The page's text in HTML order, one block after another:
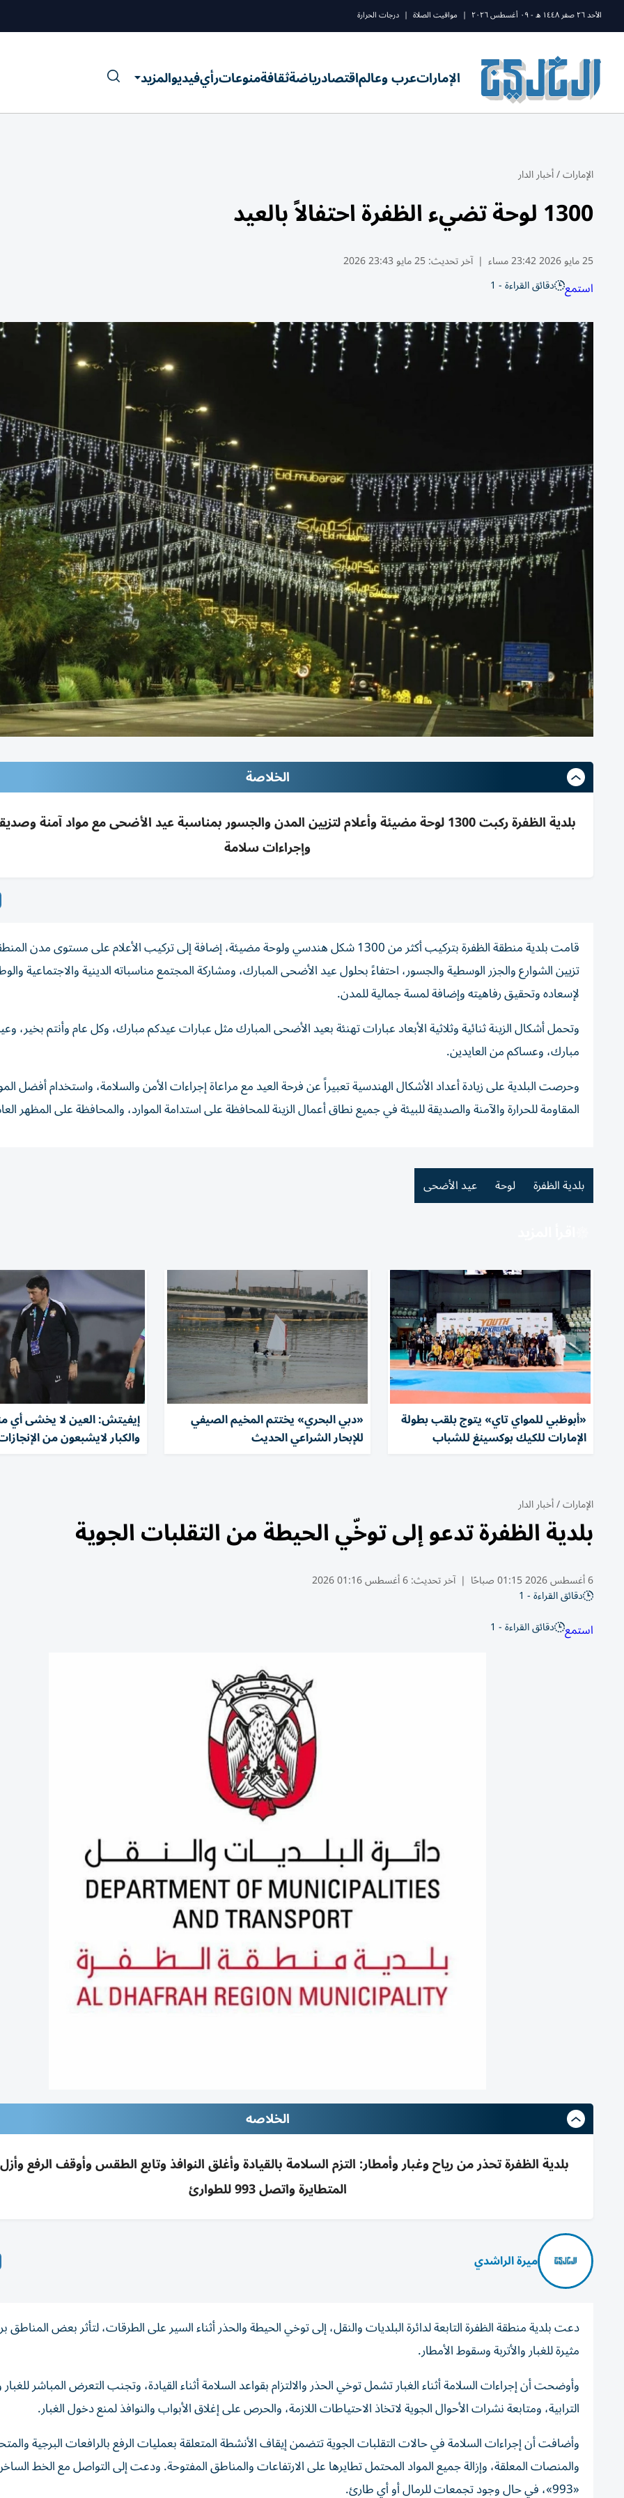
الأحد ٢٦ صفر ١٤٤٨ ه - ٠٩ أغسطس ٢٠٢٦ | مواقيت الصلاة | درجات الحرارة
الإماراتعرب وعالماقتصادرياضةثقافةمنوعاترأيفيديوالمزيد
الإمارات/أخبار الدار
1300 لوحة تضيء الظفرة احتفالاً بالعيد
25 مايو 2026 23:42 مساء | آخر تحديث:25 مايو 23:43 2026
استمع دقائق القراءة - 1
الخلاصة
بلدية الظفرة ركبت 1300 لوحة مضيئة وأعلام لتزيين المدن والجسور بمناسبة عيد الأضحى مع مواد آمنة
وإجراءات سلامة
قامت بلدية منطقة الظفرة بتركيب أكثر من 1300 شكل هندسي ولوحة مضيئة، إضافة إلى تركيب الأعلام على مستوى
تزيين الشوارع والجزر الوسطية والجسور، احتفاءً بحلول عيد الأضحى المبارك، ومشاركة المجتمع مناسباته الدينية والاجتماعية
لإسعاده وتحقيق رفاهيته وإضافة لمسة جمالية للمدن.
وتحمل أشكال الزينة ثنائية وثلاثية الأبعاد عبارات تهنئة بعيد الأضحى المبارك مثل عبارات عيدكم مبارك، وكل عام وأنتم بخير،
مبارك، وعساكم من العايدين.
وحرصت البلدية على زيادة أعداد الأشكال الهندسية تعبيراً عن فرحة العيد مع مراعاة إجراءات الأمن والسلامة، واستخدام أفضل
المقاومة للحرارة والآمنة والصديقة للبيئة في جميع نطاق أعمال الزينة للمحافظة على استدامة الموارد، والمحافظة على المظهر
بلدية الظفرة لوحة عيد الأضحى
«أبوظبي للمواي تاي» يتوج بلقب بطولة
الإمارات للكيك بوكسينغ للشباب
«دبي البحري» يختتم المخيم الصيفي
للإبحار الشراعي الحديث
إيفيتش: العين لا يخشى أي
والكبار لايشبعون من
الإمارات/أخبار الدار
بلدية الظفرة تدعو إلى توخّي الحيطة من التقلبات الجوية
6 أغسطس 2026 01:15 صباحًا | آخر تحديث:6 أغسطس 01:16 2026
دقائق القراءة - 1
استمع دقائق القراءة - 1
الخلاصه
بلدية الظفرة تحذر من رياح وغبار وأمطار: التزم السلامة بالقيادة وأغلق النوافذ وتابع الطقس وأوقف الرفع
المتطايرة واتصل 993 للطوارئ
ميرة الراشدي
دعت بلدية منطقة الظفرة التابعة لدائرة البلديات والنقل، إلى توخي الحيطة والحذر أثناء السير على الطرقات، لتأثر بعض المناطق
مثيرة للغبار والأتربة وسقوط الأمطار.
وأوضحت أن إجراءات السلامة أثناء الغبار تشمل توخي الحذر والالتزام بقواعد السلامة أثناء القيادة، وتجنب التعرض المباشر للغبار
الترابية، ومتابعة نشرات الأحوال الجوية لاتخاذ الاحتياطات اللازمة، والحرص على إغلاق الأبواب والنوافذ لمنع دخول الغبار.
وأضافت أن إجراءات السلامة في حالات التقلبات الجوية تتضمن إيقاف الأنشطة المتعلقة بعمليات الرفع بالرافعات البرجية
والمنصات المعلقة، وإزالة جميع المواد المحتمل تطايرها على الارتفاعات والمناطق المفتوحة. ودعت إلى التواصل مع الخط
«993»، في حال وجود تجمعات للرمال أو أي طارئ.